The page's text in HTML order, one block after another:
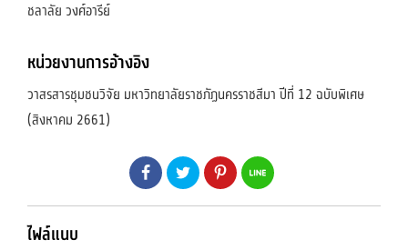
ชลาลัย วงศ์อารีย์
หน่วยงานการอ้างอิง
วาสรสารชุมชนวิจัย มหาวิทยาลัยราชภัฏนครราชสีมา ปีที่ 12 ฉบับพิเศษ
(สิงหาคม 2661)
ไฟล์แนบ